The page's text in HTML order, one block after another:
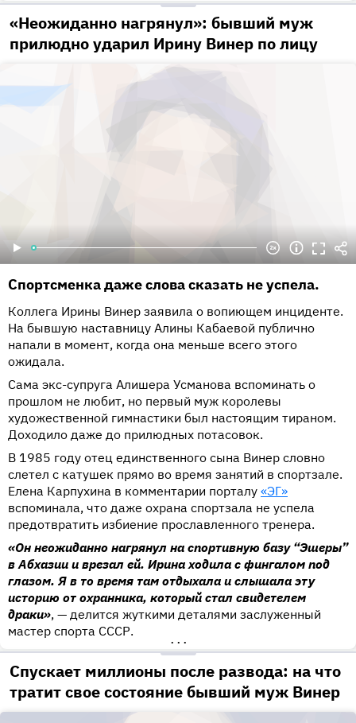
«Неожиданно нагрянул»: бывший муж
прилюдно ударил Ирину Винер по лицу
Спортсменка даже слова сказать не успела.
Коллега Ирины Винер заявила о вопиющем инциденте.
На бывшую наставницу Алины Кабаевой публично
напали в момент, когда она меньше всего этого
ожидала.
Сама экс-супруга Алишера Усманова вспоминать о
прошлом не любит, но первый муж королевы
художественной гимнастики был настоящим тираном.
Доходило даже до прилюдных потасовок.
В 1985 году отец единственного сына Винер словно
слетел с катушек прямо во время занятий в спортзале.
Елена Карпухина в комментарии порталу «ЭГ»
вспоминала, что даже охрана спортзала не успела
предотвратить избиение прославленного тренера.
«Он неожиданно нагрянул на спортивную базу “Эшеры”
в Абхазии и врезал ей. Ирина ходила с фингалом под
глазом. Я в то время там отдыхала и слышала эту
историю от охранника, который стал свидетелем
драки», — делится жуткими деталями заслуженный
мастер спорта СССР.
•••
Спускает миллионы после развода: на что
тратит свое состояние бывший муж Винер